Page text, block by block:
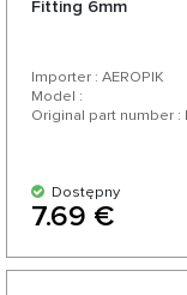
Fitting 6mm
Importer : AEROPIK
Model :
Original part number :
Dostępny
7.69 €